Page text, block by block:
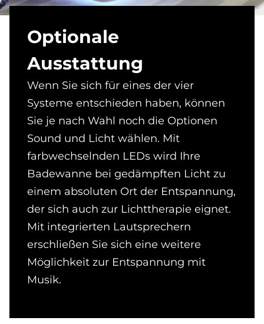
Op­tio­na­le
Aus­stat­tung
Wenn Sie sich für eines der vier
Systeme entschieden haben, können
Sie je nach Wahl noch die Optionen
Sound und Licht wählen. Mit
farbwechselnden LEDs wird Ihre
Badewanne bei gedämpften Licht zu
einem absoluten Ort der Entspannung,
der sich auch zur Lichttherapie eignet.
Mit integrierten Lautsprechern
erschließen Sie sich eine weitere
Möglichkeit zur Entspannung mit
Musik.